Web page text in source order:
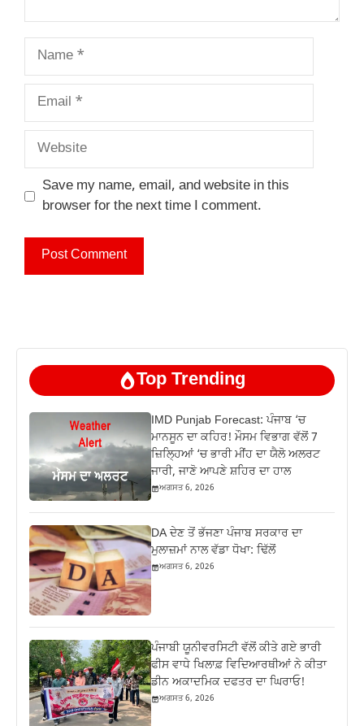
Name
Email
Website
Save my name, email, and website in this
browser for the next time I comment.
Top Trending
IMD Punjab Forecast: ਪੰਜਾਬ ‘ਚ
ਮਾਨਸੂਨ ਦਾ ਕਹਿਰ! ਮੌਸਮ ਵਿਭਾਗ ਵੱਲੋਂ 7
ਜ਼ਿਲ੍ਹਿਆਂ ‘ਚ ਭਾਰੀ ਮੀਂਹ ਦਾ ਯੈਲੋ ਅਲਰਟ
ਜਾਰੀ, ਜਾਣੋ ਆਪਣੇ ਸ਼ਹਿਰ ਦਾ ਹਾਲ
ਅਗਸਤ 6, 2026
DA ਦੇਣ‌ ਤੋਂ ਭੱਜਣਾ ਪੰਜਾਬ ਸਰਕਾਰ ਦਾ
ਮੁਲਾਜ਼ਮਾਂ ਨਾਲ ਵੱਡਾ ਧੋਖਾ: ਢਿੱਲੋਂ
ਅਗਸਤ 6, 2026
ਪੰਜਾਬੀ ਯੂਨੀਵਰਸਿਟੀ ਵੱਲੋਂ ਕੀਤੇ ਗਏ ਭਾਰੀ
ਫੀਸ ਵਾਧੇ ਖਿਲਾਫ਼ ਵਿਦਿਆਰਥੀਆਂ ਨੇ ਕੀਤਾ
ਡੀਨ ਅਕਾਦਮਿਕ ਦਫਤਰ ਦਾ ਘਿਰਾਓ!
ਅਗਸਤ 6, 2026